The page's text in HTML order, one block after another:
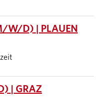
W/D) | PLAUEN
| GRAZ